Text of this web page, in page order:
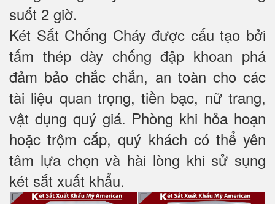
suốt 2 giờ.
Két Sắt Chống Cháy được cấu tạo bởi
tấm thép dày chống đập khoan phá
đảm bảo chắc chắn, an toàn cho các
tài liệu quan trọng, tiền bạc, nữ trang,
vật dụng quý giá. Phòng khi hỏa hoạn
hoặc trộm cắp, quý khách có thể yên
tâm lựa chọn và hài lòng khi sử sụng
két sắt xuất khẩu.